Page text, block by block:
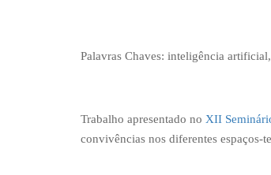
Palavras Chaves: inteligência
Trabalho apresentado no XII
convivências nos diferentes espaços-